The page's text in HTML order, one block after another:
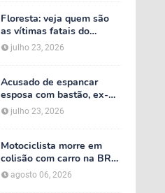
Floresta: veja quem são
as vítimas fatais do
acidente entre van do TFD
e caminhão na PE-360
julho 23, 2026
Acusado de espancar
esposa com bastão, ex-
secretário de Calumbi
será julgado por tentativa
julho 23, 2026
Motociclista morre em
colisão com carro na BR-
232, em Serra Talhada
agosto 06, 2026